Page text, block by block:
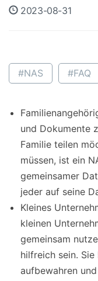
2023-08-31
#NAS #FAQ
und Dokumente
Familie teilen
müssen, ist ein
gemeinsamer
jeder auf seine
Kleines
kleinen
gemeinsam
hilfreich sein.
aufbewahren